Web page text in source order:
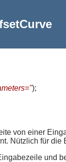
);
von einer
Nützlich für
und